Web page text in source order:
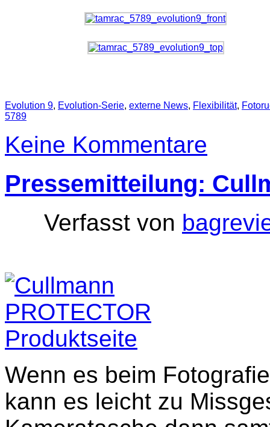
Evolution 9, Evolution-Serie, externe News, Flexibilität,
5789
Keine Kommentare
Pressemitteilung:
Verfasst von
Wenn es beim
kann es leicht zu